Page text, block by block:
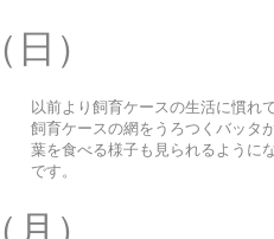
）
以前より飼育ケースの生活に慣れ
飼育ケースの網をうろつくバッタ
葉を食べる様子も見られるように
です。
）